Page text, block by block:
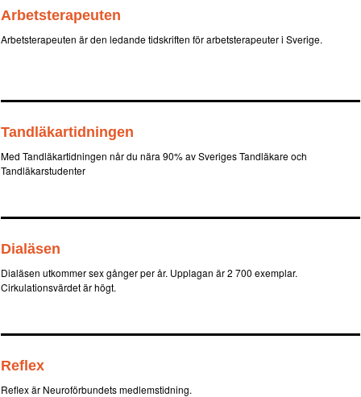
Arbetsterapeuten
Arbetsterapeuten är den ledande tidskriften för arbetsterapeuter i Sverige.
Tandläkartidningen
Med Tandläkartidningen når du nära 90% av Sveriges Tandläkare och
Tandläkarstudenter
Dialäsen
Dialäsen utkommer sex gånger per år. Upplagan är 2 700 exemplar.
Cirkulationsvärdet är högt.
Reflex
Reflex är Neuroförbundets medlemstidning.